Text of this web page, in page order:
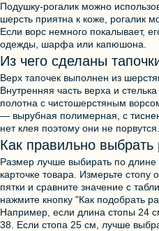
Подушку-рогалик можно
шерсть приятна к коже, рогалик
Если ворс немного покалывает,
одежды, шарфа или капюшона.
Из чего сделаны
Верх тапочек выполнен из
Внутренняя часть верха и
полотна с чистошерстяным
— вырубная полимерная, с
нет клея поэтому они не порвутся.
Как правильно выбрать
Размер лучше выбирать по длине
карточке товара. Измерьте стопу
пятки и сравните значение с
нажмите кнопку "Как подобрать
Например, если длина стопы 24
38 . Если стопа 25 см , лучше